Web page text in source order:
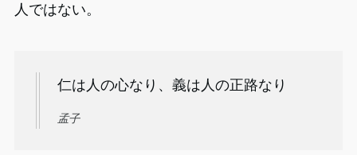
人ではない。
仁は人の心なり、義は人の正路なり
孟子